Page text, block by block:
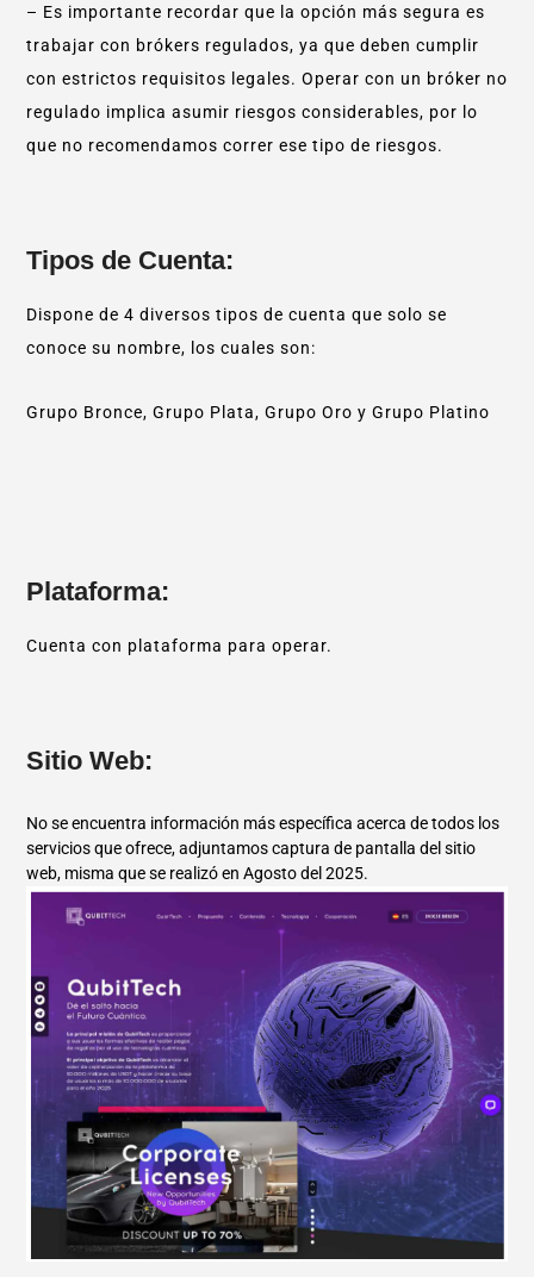
– Es importante recordar que la opción más segura es
trabajar con brókers regulados, ya que deben cumplir
con estrictos requisitos legales. Operar con un bróker no
regulado implica asumir riesgos considerables, por lo
que no recomendamos correr ese tipo de riesgos.
Tipos de Cuenta:
Dispone de 4 diversos tipos de cuenta que solo se
conoce su nombre, los cuales son:
Grupo Bronce, Grupo Plata, Grupo Oro y Grupo Platino
Plataforma:
Cuenta con plataforma para operar.
Sitio Web:
No se encuentra información más específica acerca de todos los
servicios que ofrece, adjuntamos captura de pantalla del sitio
web, misma que se realizó en Agosto del 2025.